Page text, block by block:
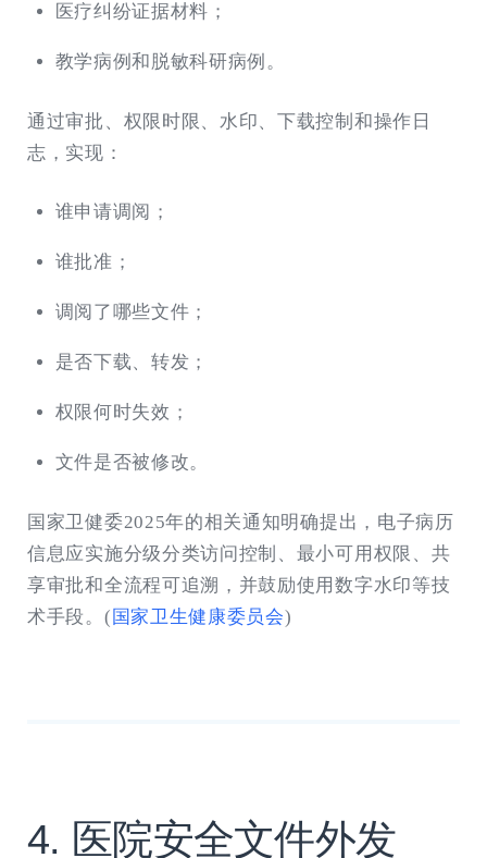
医疗纠纷证据材料；
教学病例和脱敏科研病例。
通过审批、权限时限、水印、下载控制和操作日
志，实现：
谁申请调阅；
谁批准；
调阅了哪些文件；
是否下载、转发；
权限何时失效；
文件是否被修改。
国家卫健委2025年的相关通知明确提出，电子病历
信息应实施分级分类访问控制、最小可用权限、共
享审批和全流程可追溯，并鼓励使用数字水印等技
术手段。( 国家卫生健康委员会)
4. 医院安全文件外发